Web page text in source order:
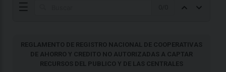
☰
REGLAMENTO DE REGISTRO NACIONAL DE COOPERATIVAS
DE AHORRO Y CREDITO NO AUTORIZADAS A CAPTAR
RECURSOS DEL PUBLICO Y DE LAS CENTRALES